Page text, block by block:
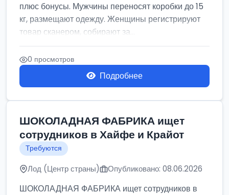
плюс бонусы. Мужчины переносят коробки до 15
кг, размещают одежду. Женщины регистрируют
товар сканером, собирают за...
0 просмотров
Подробнее
ШОКОЛАДНАЯ ФАБРИКА ищет
сотрудников в Хайфе и Крайот
Требуются
Лод (Центр страны) Опубликовано: 08.06.2026
ШОКОЛАДНАЯ ФАБРИКА ищет сотрудников в